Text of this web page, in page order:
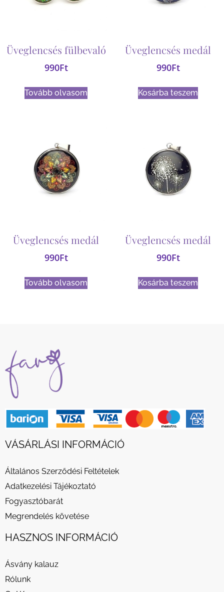
Üveglencsés fülbevaló
990Ft
Tovább olvasom
Üveglencsés medál
990Ft
Kosárba teszem
Üveglencsés medál
990Ft
Tovább olvasom
Üveglencsés medál
990Ft
Kosárba teszem
VÁSÁRLÁSI INFORMÁCIÓ
Általános Szerződési Feltételek
Adatkezelési Tájékoztató
Fogyasztóbarát
Megrendelés követése
HASZNOS INFORMÁCIÓ
Ásvány kalauz
Rólunk